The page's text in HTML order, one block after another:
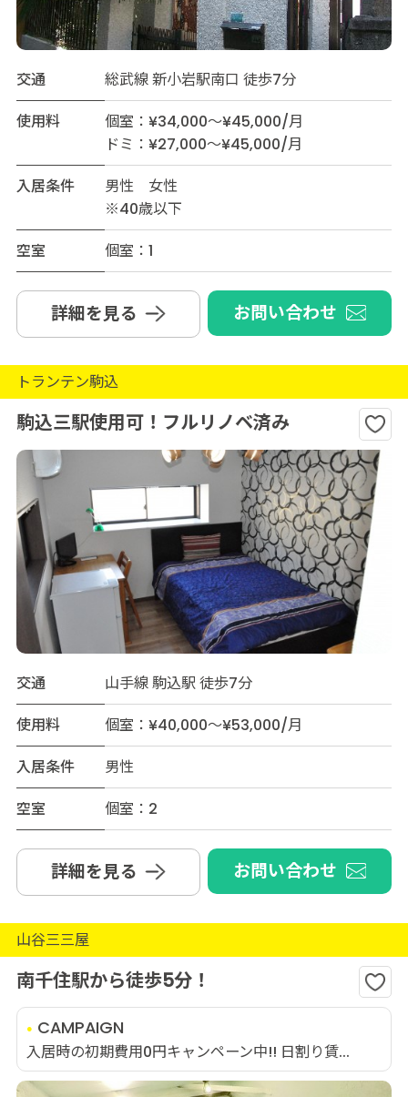
交通
総武線 新小岩駅南口 徒歩7分
使用料
個室：¥34,000～¥45,000/月
ドミ：¥27,000～¥45,000/月
入居条件
男性 女性
※40歳以下
空室
個室：1
詳細を見る お問い合わせ
トランテン駒込
駒込三駅使用可！フルリノベ済み
交通
山手線 駒込駅 徒歩7分
使用料
個室：¥40,000～¥53,000/月
入居条件
男性
空室
個室：2
詳細を見る お問い合わせ
山谷三三屋
南千住駅から徒歩5分！
CAMPAIGN
入居時の初期費用0円キャンペーン中!! 日割り賃...